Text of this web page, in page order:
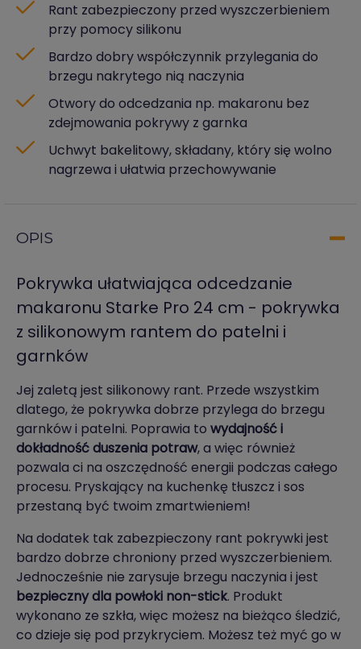
Rant zabezpieczony przed wyszczerbieniem
przy pomocy silikonu
Bardzo dobry współczynnik przylegania do
brzegu nakrytego nią naczynia
Otwory do odcedzania np. makaronu bez
zdejmowania pokrywy z garnka
Uchwyt bakelitowy, składany, który się wolno
nagrzewa i ułatwia przechowywanie
OPIS
Pokrywka ułatwiająca odcedzanie
makaronu Starke Pro 24 cm - pokrywka
z silikonowym rantem do patelni i
garnków
Jej zaletą jest silikonowy rant. Przede wszystkim
dlatego, że pokrywka dobrze przylega do brzegu
garnków i patelni. Poprawia to wydajność i
dokładność duszenia potraw, a więc również
pozwala ci na oszczędność energii podczas całego
procesu. Pryskający na kuchenkę tłuszcz i sos
przestaną być twoim zmartwieniem!
Na dodatek tak zabezpieczony rant pokrywki jest
bardzo dobrze chroniony przed wyszczerbieniem.
Jednocześnie nie zarysuje brzegu naczynia i jest
bezpieczny dla powłoki non-stick. Produkt
wykonano ze szkła, więc możesz na bieżąco śledzić,
co dzieje się pod przykryciem. Możesz też myć go w